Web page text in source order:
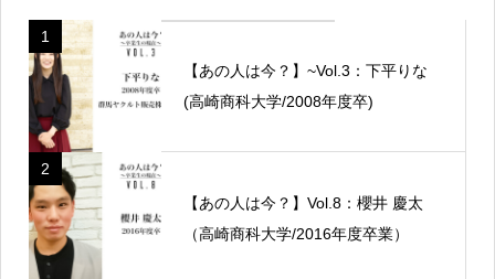
1
【あの人は今？】~Vol.3：下平りな
(高崎商科大学/2008年度卒)
2
【あの人は今？】Vol.8：櫻井 慶太
（高崎商科大学/2016年度卒業）